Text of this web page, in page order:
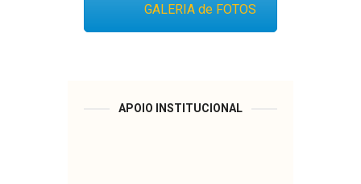
GALERIA de FOTOS
APOIO INSTITUCIONAL